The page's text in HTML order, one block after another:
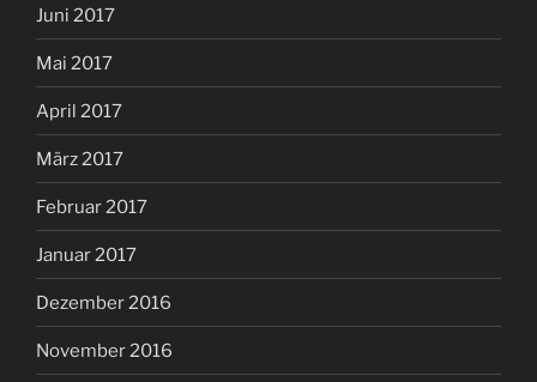
Juni 2017
Mai 2017
April 2017
März 2017
Februar 2017
Januar 2017
Dezember 2016
November 2016